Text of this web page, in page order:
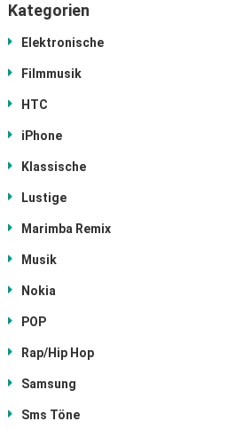
Kategorien
Elektronische
Filmmusik
HTC
iPhone
Klassische
Lustige
Marimba Remix
Musik
Nokia
POP
Rap/Hip Hop
Samsung
Sms Töne